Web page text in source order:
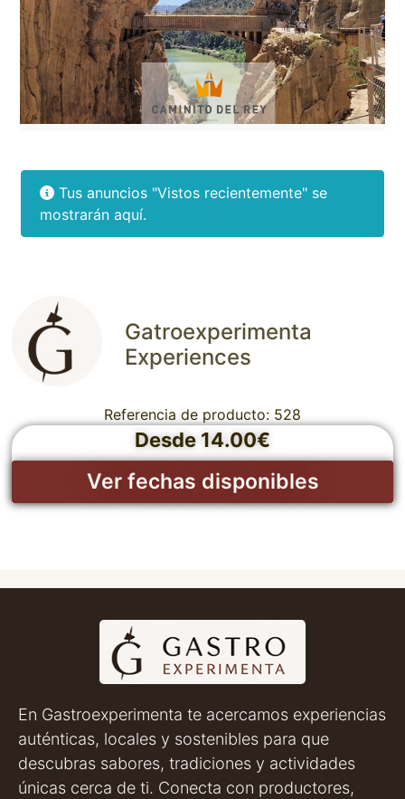
Tus anuncios "Vistos recientemente" se
mostrarán aquí.
Desde 14.00€
Ver fechas disponibles
Gatroexperimenta
Experiences
Referencia de producto: 528
En Gastroexperimenta te acercamos experiencias
auténticas, locales y sostenibles para que
descubras sabores, tradiciones y actividades
únicas cerca de ti. Conecta con productores,